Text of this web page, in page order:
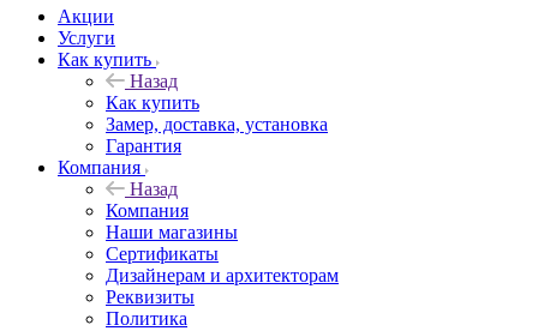
Акции
Услуги
Как купить
Назад
Как купить
Замер, доставка, установка
Гарантия
Компания
Назад
Компания
Наши магазины
Сертификаты
Дизайнерам и архитекторам
Реквизиты
Политика